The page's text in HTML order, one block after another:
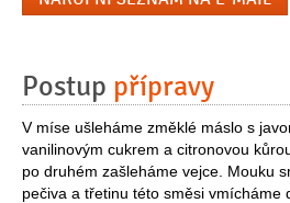
Postup přípravy
V míse ušleháme změklé máslo s
vanilinovým cukrem a citronovou
po druhém zašleháme vejce. Mouku
pečiva a třetinu této směsi vmícháme